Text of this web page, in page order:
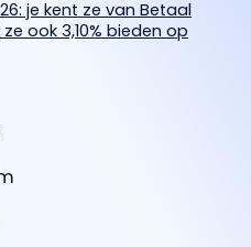
je kent ze van Betaal
ook 3,10% bieden op